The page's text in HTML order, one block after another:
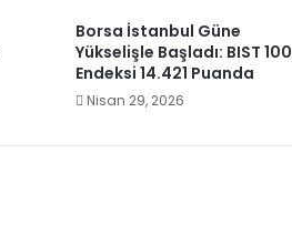
Borsa İstanbul Güne
Yükselişle Başladı: BIST 100
Endeksi 14.421 Puanda
Nisan 29, 2026